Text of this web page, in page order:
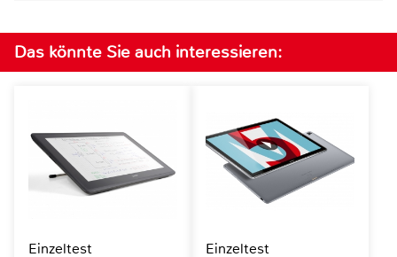
Das könnte Sie auch interessieren:
Einzeltest Einzeltest